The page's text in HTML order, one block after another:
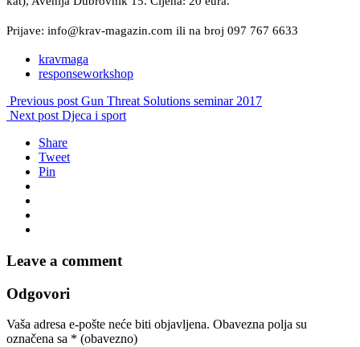
Prijave: info@krav-magazin.com ili na broj 097 767 6633
kravmaga
responseworkshop
Previous post Gun Threat Solutions seminar 2017
Next post Djeca i sport
Share
Tweet
Pin
Leave a comment
Odgovori
Vaša adresa e-pošte neće biti objavljena. Obavezna polja su
označena sa * (obavezno)